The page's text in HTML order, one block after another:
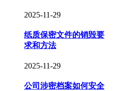
2025-11-29
纸质保密文件的销毁要
求和方法
2025-11-29
公司涉密档案如何安全